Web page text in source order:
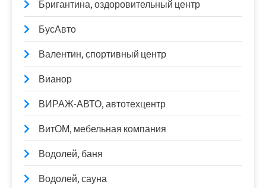
Бригантина, оздоровительный центр
БусАвто
Валентин, спортивный центр
Вианор
ВИРАЖ-АВТО, автотехцентр
ВитОМ, мебельная компания
Водолей, баня
Водолей, сауна